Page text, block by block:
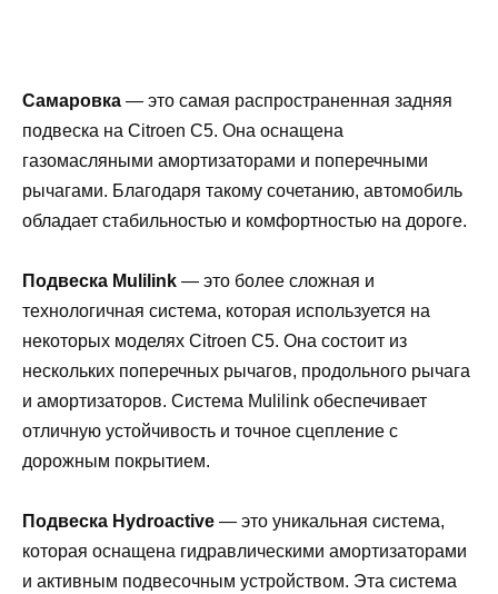
Самаровка — это самая распространенная задняя
подвеска на Citroen C5. Она оснащена
газомасляными амортизаторами и поперечными
рычагами. Благодаря такому сочетанию, автомобиль
обладает стабильностью и комфортностью на дороге.
Подвеска Mulilink — это более сложная и
технологичная система, которая используется на
некоторых моделях Citroen C5. Она состоит из
нескольких поперечных рычагов, продольного рычага
и амортизаторов. Система Mulilink обеспечивает
отличную устойчивость и точное сцепление с
дорожным покрытием.
Подвеска Hydroactive — это уникальная система,
которая оснащена гидравлическими амортизаторами
и активным подвесочным устройством. Эта система